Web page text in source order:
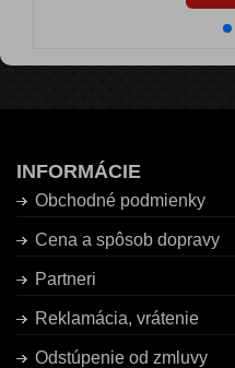
INFORMÁCIE
Obchodné podmienky
Cena a spôsob dopravy
Partneri
Reklamácia, vrátenie
Odstúpenie od zmluvy